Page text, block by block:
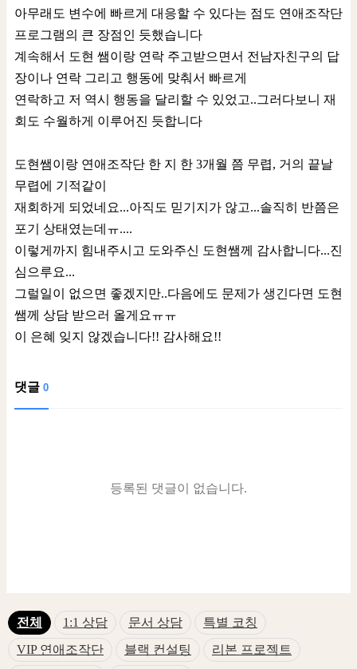
아무래도 변수에 빠르게 대응할 수 있다는 점도 연애조작단
프로그램의 큰 장점인 듯했습니다
계속해서 도현 쌤이랑 연락 주고받으면서 전남자친구의 답
장이나 연락 그리고 행동에 맞춰서 빠르게
연락하고 저 역시 행동을 달리할 수 있었고..그러다보니 재
회도 수월하게 이루어진 듯합니다
도현쌤이랑 연애조작단 한 지 한 3개월 쯤 무렵, 거의 끝날
무렵에 기적같이
재회하게 되었네요...아직도 믿기지가 않고...솔직히 반쯤은
포기 상태였는데ㅠ....
이렇게까지 힘내주시고 도와주신 도현쌤께 감사합니다...진
심으루요...
그럴일이 없으면 좋겠지만..다음에도 문제가 생긴다면 도현
쌤께 상담 받으러 올게요ㅠㅠ
이 은혜 잊지 않겠습니다!! 감사해요!!
댓글 0
등록된 댓글이 없습니다.
전체 1:1 상담 문서 상담
특별 코칭
VIP 연애조작단
블랙 컨설팅 리본 프로젝트